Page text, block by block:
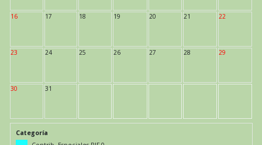
16 17 18 19 20 21 22
23 24 25 26 27 28 29
30 31
Categoría